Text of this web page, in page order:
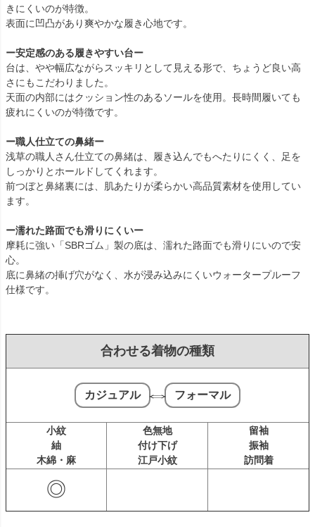
きにくいのが特徴。
表面に凹凸があり爽やかな履き心地です。
ー安定感のある履きやすい台ー
台は、やや幅広ながらスッキリとして見える形で、ちょうど良い高
さにもこだわりました。
天面の内部にはクッション性のあるソールを使用。長時間履いても
疲れにくいのが特徴です。
ー職人仕立ての鼻緒ー
浅草の職人さん仕立ての鼻緒は、履き込んでもへたりにくく、足を
しっかりとホールドしてくれます。
前つぼと鼻緒裏には、肌あたりが柔らかい高品質素材を使用してい
ます。
ー濡れた路面でも滑りにくいー
摩耗に強い「SBRゴム」製の底は、濡れた路面でも滑りにいので安
心。
底に鼻緒の挿げ穴がなく、水が浸み込みにくいウォータープルーフ
仕様です。
合わせる着物の種類
カジュアル ⇔ フォーマル
小紋
紬
木綿・麻
色無地
付け下げ
江戸小紋
留袖
振袖
訪問着
◎